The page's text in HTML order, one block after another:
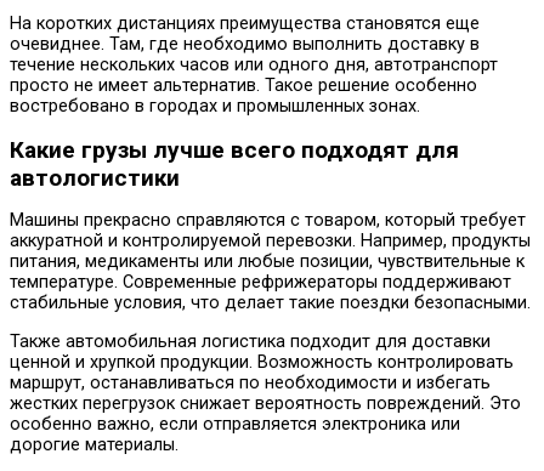
На коротких дистанциях преимущества становятся еще
очевиднее. Там, где необходимо выполнить доставку в
течение нескольких часов или одного дня, автотранспорт
просто не имеет альтернатив. Такое решение особенно
востребовано в городах и промышленных зонах.
Какие грузы лучше всего подходят для
автологистики
Машины прекрасно справляются с товаром, который требует
аккуратной и контролируемой перевозки. Например, продукты
питания, медикаменты или любые позиции, чувствительные к
температуре. Современные рефрижераторы поддерживают
стабильные условия, что делает такие поездки безопасными.
Также автомобильная логистика подходит для доставки
ценной и хрупкой продукции. Возможность контролировать
маршрут, останавливаться по необходимости и избегать
жестких перегрузок снижает вероятность повреждений. Это
особенно важно, если отправляется электроника или
дорогие материалы.